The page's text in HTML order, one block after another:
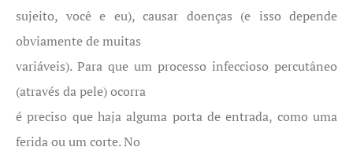
sujeito, você e eu), causar doenças (e isso depende
obviamente de muitas
variáveis). Para que um processo infeccioso percutâneo
(através da pele) ocorra
é preciso que haja alguma porta de entrada, como uma
ferida ou um corte. No